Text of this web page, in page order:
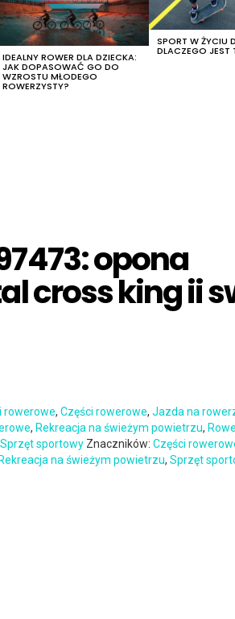
IDEALNY ROWER DLA DZIECKA:
JAK DOPASOWAĆ GO DO
WZROSTU MŁODEGO
ROWERZYSTY?
SPORT W ŻYCIU
DLACZEGO JEST
opona
cross king ii
rowerowe,Części rowerowe,Jazda na
, Rekreacja na świeżym powietrzu,
Sprzęt sportowy Znaczników:Części
Rekreacja na świeżym powietrzu,Sprzęt